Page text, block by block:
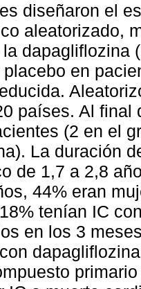
diseñaron el
aleatorizado,
dapagliflozina
placebo en
países. Al final
(2 en el
La duración
de 1,7 a 2,8
44% eran
tenían IC
en los 3